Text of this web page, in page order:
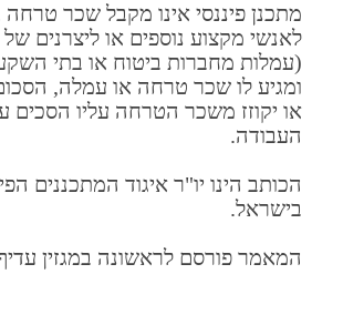
מתכנן פיננסי אינו מקבל שכר טרחה
לאנשי מקצוע נוספים או ליצרנים של
(עמלות מחברות ביטוח או בתי
ומגיע לו שכר טרחה או עמלה,
או יקוזז משכר הטרחה עליו הסכים
העבודה.
הכותב הינו יו"ר איגוד המתכננים
בישראל.
המאמר פורסם לראשונה במגזין עדיף